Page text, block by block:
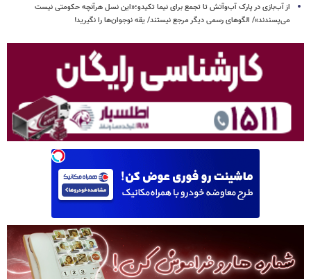
از آب‌بازی در پارک آب‌وآتش تا تجمع برای نیما تکیدو؛«این نسل هرآنچه حکومتی نیست
می‌پسندند»/ الگوهای رسمی دیگر مرجع نیستند/ یقه نوجوان‌ها را نگیرید!